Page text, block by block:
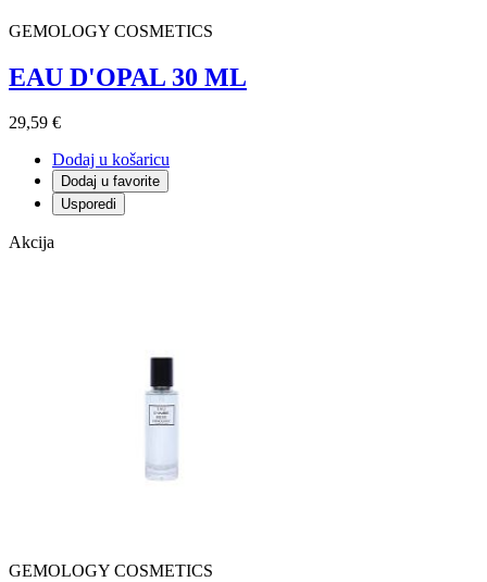
GEMOLOGY COSMETICS
EAU D'OPAL 30 ML
29,59 €
Dodaj u košaricu
Dodaj u favorite
Usporedi
Akcija
GEMOLOGY COSMETICS